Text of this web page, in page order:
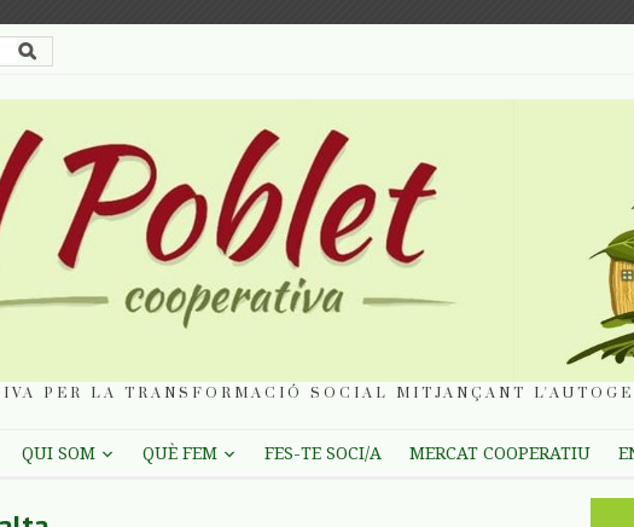
PER LA TRANSFORMACIÓ SOCIAL MITJANÇANT
QUI SOM QUÈ FEM FES-TE SOCI/A MERCAT COOPERATIU